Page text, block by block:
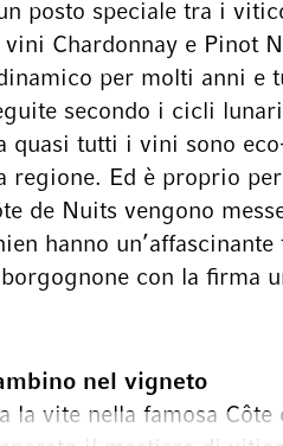
posto speciale tra i
Chardonnay e Pinot
per molti anni e
secondo i cicli
quasi tutti i vini sono
regione. Ed è proprio
de Nuits vengono
hanno
con la firma
nel vigneto
la vite nella famosa Côte